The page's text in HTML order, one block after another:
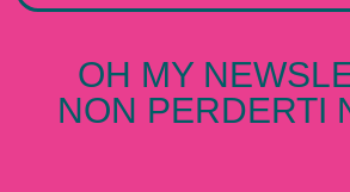
OH MY
NON PERDERTI